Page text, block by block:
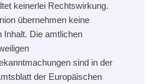
keinerlei Rechtswirkung.
übernehmen keine
Inhalt. Die amtlichen
sind in der
der Europäischen